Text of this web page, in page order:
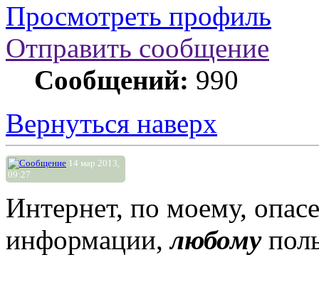
Просмотреть профиль
Отправить сообщение
Сообщений: 990
Вернуться наверх
14 мар 2013,
09:27
Интернет, по моему,
информации,любому